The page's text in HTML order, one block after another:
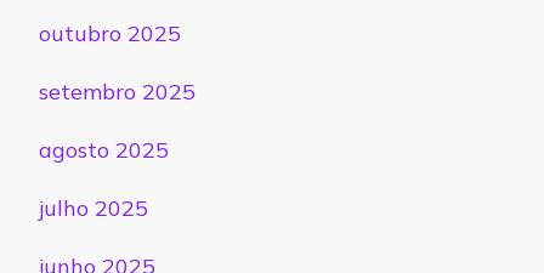
outubro 2025
setembro 2025
agosto 2025
julho 2025
junho 2025